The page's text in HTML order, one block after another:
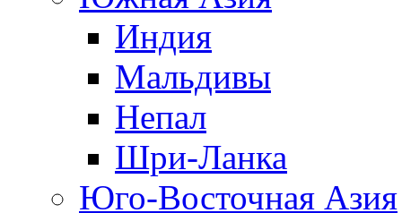
Индия
Мальдивы
Непал
Шри-Ланка
Юго-Восточная Азия